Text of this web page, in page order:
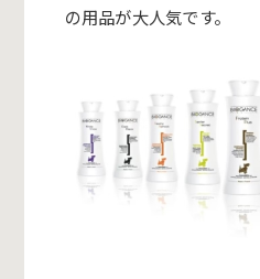
の用品が大人気です。